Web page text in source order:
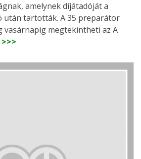
amelynek díjátadóját a
után tartották. A 35 preparátor
vasárnapig megtekintheti az A